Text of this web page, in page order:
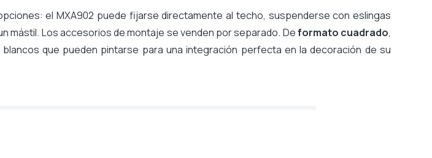
el MXA902 puede fijarse directamente al techo, suspenderse con eslingas
mástil. Los accesorios de montaje se venden por separado. Deformato cuadrado,
que pueden pintarse para una integración perfecta en la decoración de su